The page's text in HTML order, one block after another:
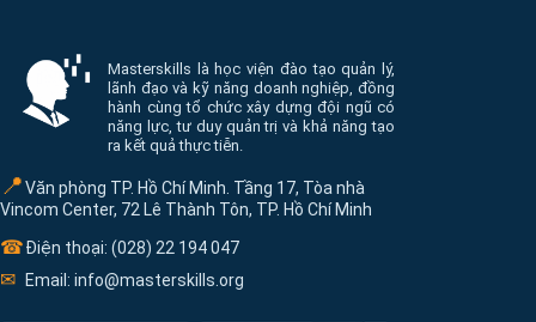
Thông tin và điều hướng cuối trang
Masterskills là học viện đào tạo quản lý,
lãnh đạo và kỹ năng doanh nghiệp, đồng
hành cùng tổ chức xây dựng đội ngũ có
năng lực, tư duy quản trị và khả năng tạo
ra kết quả thực tiễn.
📍Văn phòng TP. Hồ Chí Minh. Tầng 17, Tòa nhà
Vincom Center, 72 Lê Thành Tôn, TP. Hồ Chí Minh
☎Điện thoại: (028) 22 194 047
✉ Email: info@masterskills.org